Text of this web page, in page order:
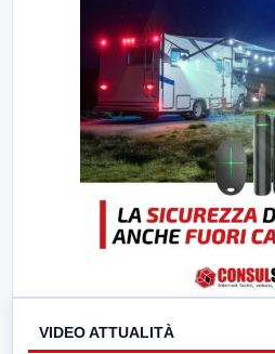
VIDEO ATTUALITÀ